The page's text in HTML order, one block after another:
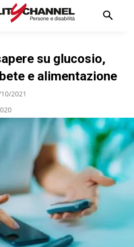
su glucosio,
e alimentazione
2021